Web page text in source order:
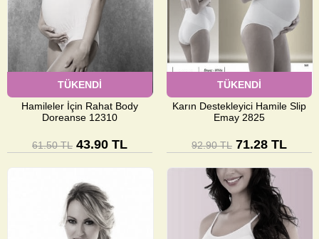
Hamileler İçin Rahat Body
Doreanse 12310
TÜKENDİ
61.50 TL 43.90 TL
Karın Destekleyici Hamile Slip
Emay 2825
TÜKENDİ
92.90 TL 71.28 TL